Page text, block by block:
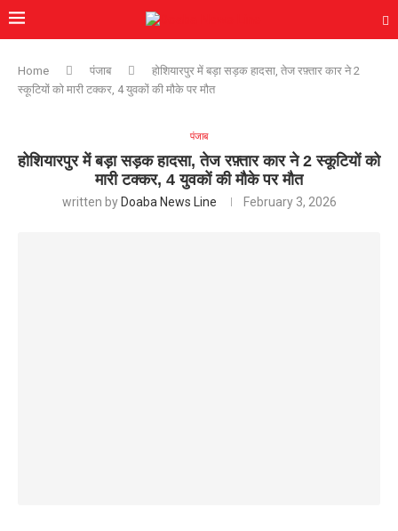
Home पंजाब
होशियारपुर में बड़ा सड़क हादसा, तेज रफ़्तार कार ने 2
स्कूटियों को मारी टक्कर, 4 युवकों की मौके पर मौत
पंजाब
होशियारपुर में बड़ा सड़क हादसा, तेज रफ़्तार कार ने 2 स्कूटियों को
मारी टक्कर, 4 युवकों की मौके पर मौत
written by Doaba News Line February 3, 2026